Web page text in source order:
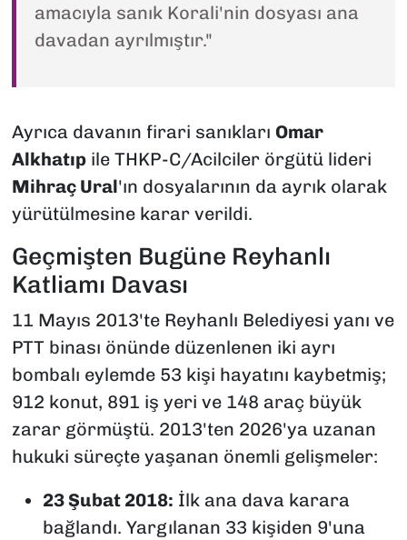
amacıyla sanık Korali'nin dosyası ana
davadan ayrılmıştır."
Ayrıca davanın firari sanıkları Omar
Alkhatıpile THKP-C/Acilciler örgütü lideri
Mihraç Ural'ın dosyalarının da ayrık olarak
yürütülmesine karar verildi.
Geçmişten Bugüne Reyhanlı
Katliamı Davası
11 Mayıs 2013'te Reyhanlı Belediyesi yanı ve
PTT binası önünde düzenlenen iki ayrı
bombalı eylemde 53 kişi hayatını kaybetmiş;
912 konut, 891 iş yeri ve 148 araç büyük
zarar görmüştü. 2013'ten 2026'ya uzanan
hukuki süreçte yaşanan önemli gelişmeler:
23 Şubat 2018: İlk ana dava karara
bağlandı. Yargılanan 33 kişiden 9'una